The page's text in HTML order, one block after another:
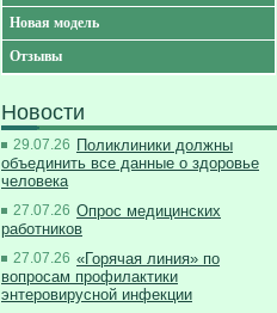
Новая модель
Отзывы
Новости
29.07.26 Поликлиники должны
объединить все данные о здоровье
человека
27.07.26 Опрос медицинских
работников
27.07.26 «Горячая линия» по
вопросам профилактики
энтеровирусной инфекции